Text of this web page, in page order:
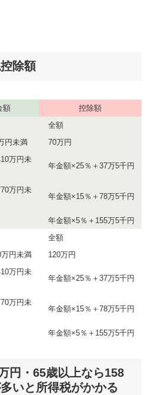
除額
額 控除額
全額
円未満
70万円
万円未
年金額×25％＋37万5千円
万円未
年金額×15％＋78万5千円
年金額×5％＋155万5千円
全額
円未満
120万円
万円未
年金額×25％＋37万5千円
万円未
年金額×15％＋78万5千円
年金額×5％＋155万5千円
円・65歳以上なら158
いと所得税がかかる